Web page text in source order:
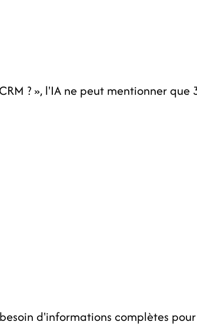
? », l'IA ne peut mentionner que
d'informations complètes pour